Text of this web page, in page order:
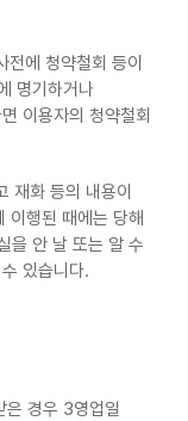
에 청약철회 등이
명기하거나
이용자의 청약철회
재화 등의 내용이
이행된 때에는 당해
을 안 날 또는 알 수
있습니다.
은 경우 3영업일